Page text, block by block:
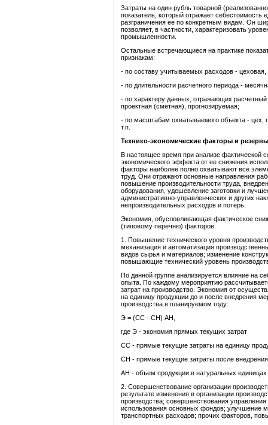
Затраты на один рубль товарной
показатель, который отражает
разграничения ее по конкретным видам. Он
позволяет, в частности, характеризовать
промышленности.
Остальные встречающиеся на практике
признакам:
- по составу учитываемых расходов -
- по длительности расчетного периода -
- по характеру данных, отражающих
проектная (сметная), прогнозируемая;
- по масштабам охватываемого объекта - цех,
т.п.
Технико-экономические факторы и
В настоящее время при анализе фактической
экономического эффекта от ее снижения
факторы наиболее полно охватывают все
труд. Они отражают основные направления
повышение производительности труда,
оборудования, удешевление заготовки и
административно-управленческих и других
непроизводительных расходов и потерь.
Экономия, обусловливающая фактическое
(типовому перечню) факторов:
1. Повышение технического уровня
механизация и автоматизация
видов сырья и материалов; изменение
повышающие технический уровень
По данной группе анализируется влияние на
опыта. По каждому мероприятию
затрат на производство. Экономия от
на единицу продукции до и после внедрения
производства в планируемом году:
Э = (СС - СН) АН,
где Э - экономия прямых текущих затрат
СС - прямые текущие затраты на единицу
СН - прямые текущие затраты после
АН - объем продукции в натуральных
2. Совершенствование организации
результате изменения в организации
производства; совершенствования
использования основных фондов; улучшение
транспортных расходов; прочих факторов,